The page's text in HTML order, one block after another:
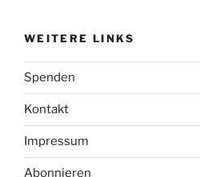
WEITERE LINKS
Spenden
Kontakt
Impressum
Abonnieren